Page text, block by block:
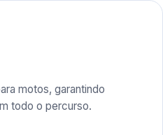
motos, garantindo
todo o percurso.